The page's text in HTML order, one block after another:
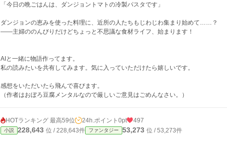
「今日の晩ごはんは、ダンジョントマトの冷製パスタです」
ダンジョンの恵みを使った料理に、近所の人たちもじわじわ集まり始めて……？
――主婦ののんびりだけどちょっと不思議な食材ライフ、始まります！
AIと一緒に物語作ってます。
私の読みたいを共有してみます。気に入っていただけたら嬉しいです。
感想をいただいたら飛んで喜びます。
（作者はおぼろ豆腐メンタルなので厳しいご意見はごめんなさい。）
HOTランキング 最高59位 24h.ポイント 0pt 497
小説 228,643 位 / 228,643件 ファンタジー 53,273 位 / 53,273件